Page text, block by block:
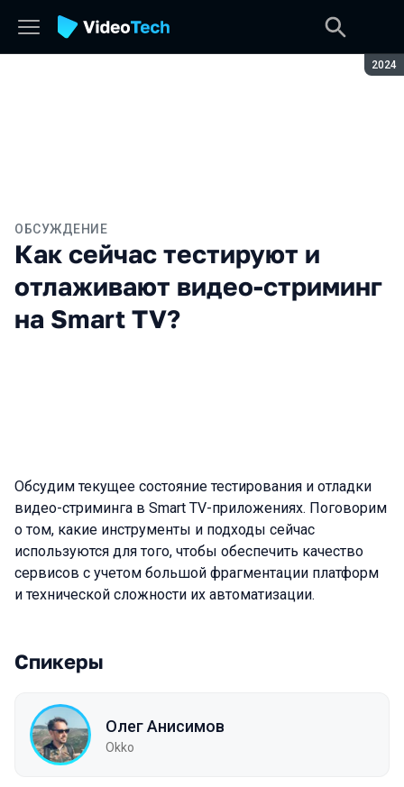
2024
ОБСУЖДЕНИЕ
Как сейчас тестируют и
отлаживают видео-стриминг
на Smart TV?
Обсудим текущее состояние тестирования и отладки
видео-стриминга в Smart TV-приложениях. Поговорим
о том, какие инструменты и подходы сейчас
используются для того, чтобы обеспечить качество
сервисов с учетом большой фрагментации платформ
и технической сложности их автоматизации.
Спикеры
Олег Анисимов
Okko